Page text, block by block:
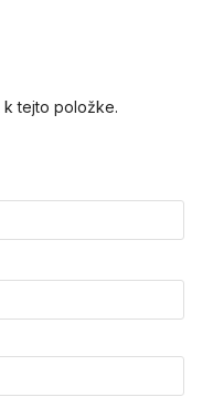
tejto položke.